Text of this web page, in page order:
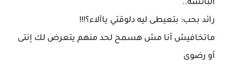
البائسة..
رائد بحب: بتعيطى ليه دلوقتي ياآلاء؟!!!
ماتخافيش أنا مش هسمح لحد منهم يتعرض لك إنتى
أو رضوى